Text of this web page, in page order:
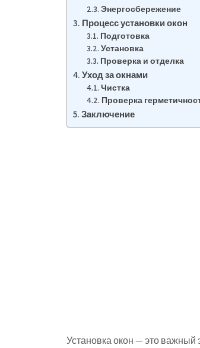
Энергосбережение
Процесс установки окон
Подготовка
Установка
Проверка и отделка
Уход за окнами
Чистка
Проверка
Заключение
Установка окон — это важный